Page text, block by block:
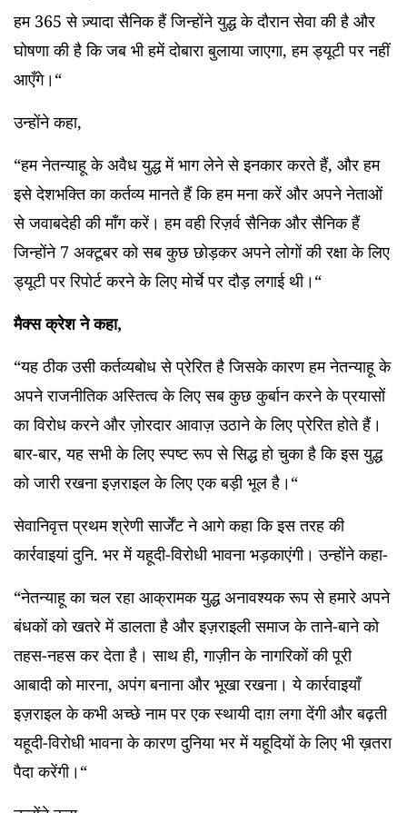
हम 365 से ज़्यादा सैनिक हैं जिन्होंने युद्ध के दौरान सेवा की है और
घोषणा की है कि जब भी हमें दोबारा बुलाया जाएगा, हम ड्यूटी पर नहीं
आएँगे।“
उन्होंने कहा,
“हम नेतन्याहू के अवैध युद्ध में भाग लेने से इनकार करते हैं, और हम
इसे देशभक्ति का कर्तव्य मानते हैं कि हम मना करें और अपने नेताओं
से जवाबदेही की माँग करें। हम वही रिज़र्व सैनिक और सैनिक हैं
जिन्होंने 7 अक्टूबर को सब कुछ छोड़कर अपने लोगों की रक्षा के लिए
ड्यूटी पर रिपोर्ट करने के लिए मोर्चे पर दौड़ लगाई थी।“
मैक्स क्रेश ने कहा,
“यह ठीक उसी कर्तव्यबोध से प्रेरित है जिसके कारण हम नेतन्याहू के
अपने राजनीतिक अस्तित्व के लिए सब कुछ कुर्बान करने के प्रयासों
का विरोध करने और ज़ोरदार आवाज़ उठाने के लिए प्रेरित होते हैं।
बार-बार, यह सभी के लिए स्पष्ट रूप से सिद्ध हो चुका है कि इस युद्ध
को जारी रखना इज़राइल के लिए एक बड़ी भूल है।“
सेवानिवृत्त प्रथम श्रेणी सार्जेंट ने आगे कहा कि इस तरह की
कार्रवाइयां दुनि. भर में यहूदी-विरोधी भावना भड़काएंगी। उन्होंने कहा-
“नेतन्याहू का चल रहा आक्रामक युद्ध अनावश्यक रूप से हमारे अपने
बंधकों को खतरे में डालता है और इज़राइली समाज के ताने-बाने को
तहस-नहस कर देता है। साथ ही, गाज़ीन के नागरिकों की पूरी
आबादी को मारना, अपंग बनाना और भूखा रखना। ये कार्रवाइयाँ
इज़राइल के कभी अच्छे नाम पर एक स्थायी दाग़ लगा देंगी और बढ़ती
यहूदी-विरोधी भावना के कारण दुनिया भर में यहूदियों के लिए भी ख़तरा
पैदा करेंगी।“